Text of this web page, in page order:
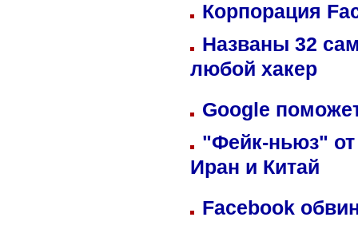
Корпорация
Названы 32
любой хакер
Google
"Фейк-ньюз" от
Иран и Китай
Facebook